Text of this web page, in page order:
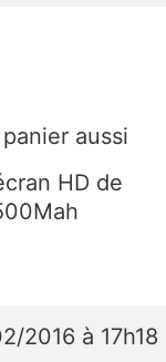
aussi
HD de
2016 à 17h18